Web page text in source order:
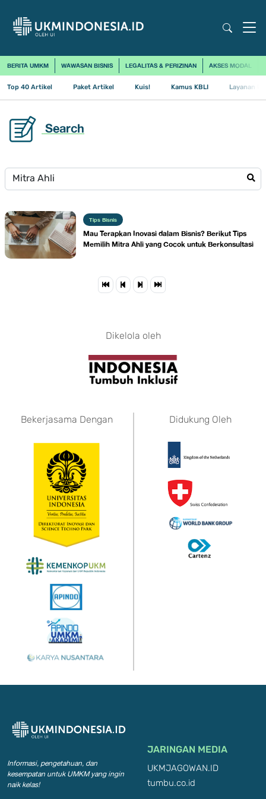
BERITA UMKM WAWASAN BISNIS LEGALITAS & PERIZINAN AKSES MODAL
Top 40 Artikel Paket Artikel Kuis! Kamus KBLI Layanan
Search
Tips Bisnis
Mau Terapkan Inovasi dalam Bisnis? Berikut Tips
Memilih Mitra Ahli yang Cocok untuk Berkonsultasi
Dikelola oleh
Bekerjasama Dengan Didukung Oleh
Informasi, pengetahuan, dan
kesempatan untuk UMKM yang ingin
naik kelas!
JARINGAN MEDIA
UKMJAGOWAN.ID
tumbu.co.id